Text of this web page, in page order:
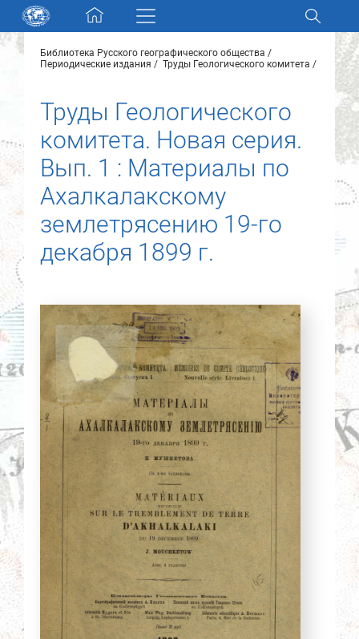
Skip navigation
Разделы и коллекции
Электронный каталог
Новости
О нас
Контакты
Партнеры
Найти
Библиотека Русского географического общества
Периодические издания
Труды Геологического комитета
Труды Геологического
комитета. Новая серия.
Вып. 1 : Материалы по
Ахалкалакскому
землетрясению 19-го
декабря 1899 г.